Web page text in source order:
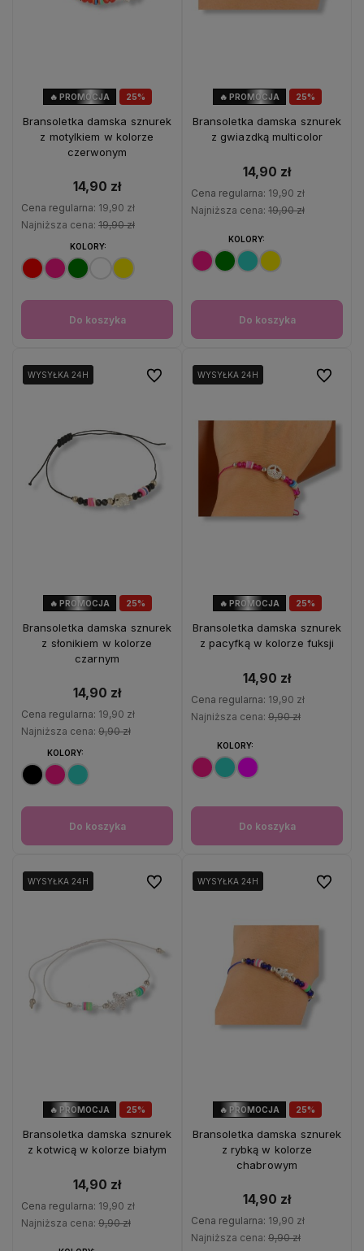
25%
🔥 PROMOCJA
Bransoletka damska sznurek
z motylkiem w kolorze
czerwonym
14,90 zł
Cena regularna: 19,90 zł
Najniższa cena: 19,90 zł
KOLORY:
Do koszyka
25%
🔥 PROMOCJA
Bransoletka damska sznurek
z gwiazdką multicolor
14,90 zł
Cena regularna: 19,90 zł
Najniższa cena: 19,90 zł
KOLORY:
Do koszyka
25%
🔥 PROMOCJA
WYSYŁKA 24H
WYSYŁKA 24H
Bransoletka damska sznurek
z słonikiem w kolorze
czarnym
14,90 zł
Cena regularna: 19,90 zł
Najniższa cena: 9,90 zł
KOLORY:
Do koszyka
Do ulubionych
25%
🔥 PROMOCJA
WYSYŁKA 24H
WYSYŁKA 24H
Bransoletka damska sznurek
z pacyfką w kolorze fuksji
14,90 zł
Cena regularna: 19,90 zł
Najniższa cena: 9,90 zł
KOLORY:
Do koszyka
Do
25%
🔥 PROMOCJA
WYSYŁKA 24H
WYSYŁKA 24H
Bransoletka damska sznurek
z kotwicą w kolorze białym
14,90 zł
Cena regularna: 19,90 zł
Najniższa cena: 9,90 zł
Do ulubionych
25%
🔥 PROMOCJA
WYSYŁKA 24H
WYSYŁKA 24H
Bransoletka damska sznurek
z rybką w kolorze
chabrowym
14,90 zł
Cena regularna: 19,90 zł
Najniższa cena: 9,90 zł
Do